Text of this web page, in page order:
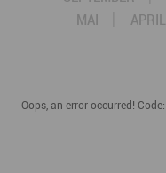
MAI
APRIL
Oops, an error occurred!